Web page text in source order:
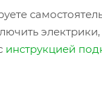
инструкцией